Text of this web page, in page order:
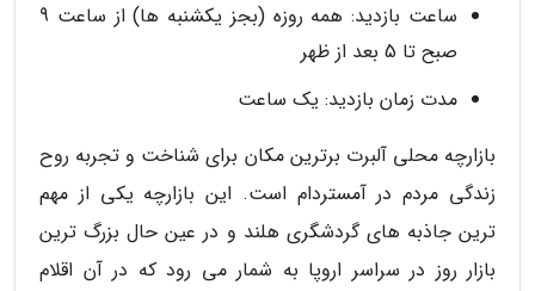
ساعت بازدید: همه روزه (بجز یکشنبه ها) از ساعت 9
صبح تا 5 بعد از ظهر
مدت زمان بازدید: یک ساعت
بازارچه محلی آلبرت برترین مکان برای شناخت و تجربه روح
زندگی مردم در آمستردام است. این بازارچه یکی از مهم
ترین جاذبه های گردشگری هلند و در عین حال بزرگ ترین
بازار روز در سراسر اروپا به شمار می رود که در آن اقلام